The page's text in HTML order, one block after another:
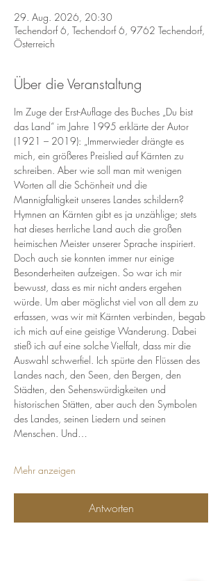
29. Aug. 2026, 20:30
Techendorf 6, Techendorf 6, 9762 Techendorf,
Österreich
Über die Veranstaltung
Im Zuge der Erst-Auflage des Buches „Du bist
das Land“ im Jahre 1995 erklärte der Autor
(1921 – 2019): „Immerwieder drängte es
mich, ein größeres Preislied auf Kärnten zu
schreiben. Aber wie soll man mit wenigen
Worten all die Schönheit und die
Mannigfaltigkeit unseres Landes schildern?
Hymnen an Kärnten gibt es ja unzählige; stets
hat dieses herrliche Land auch die großen
heimischen Meister unserer Sprache inspiriert.
Doch auch sie konnten immer nur einige
Besonderheiten aufzeigen. So war ich mir
bewusst, dass es mir nicht anders ergehen
würde. Um aber möglichst viel von all dem zu
erfassen, was wir mit Kärnten verbinden, begab
ich mich auf eine geistige Wanderung. Dabei
stieß ich auf eine solche Vielfalt, dass mir die
Auswahl schwerfiel. Ich spürte den Flüssen des
Landes nach, den Seen, den Bergen, den
Städten, den Sehenswürdigkeiten und
historischen Stätten, aber auch den Symbolen
des Landes, seinen Liedern und seinen
Menschen. Und…
Mehr anzeigen
Antworten